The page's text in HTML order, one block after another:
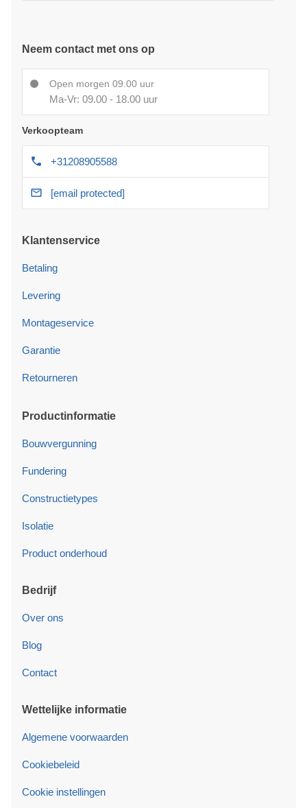
Neem contact met ons op
Open morgen 09.00 uur
Ma-Vr: 09.00 - 18.00 uur
Verkoopteam
+31208905588
[email protected]
Klantenservice
Betaling
Levering
Montageservice
Garantie
Retourneren
Productinformatie
Bouwvergunning
Fundering
Constructietypes
Isolatie
Product onderhoud
Bedrijf
Over ons
Blog
Contact
Wettelijke informatie
Algemene voorwaarden
Cookiebeleid
Cookie instellingen